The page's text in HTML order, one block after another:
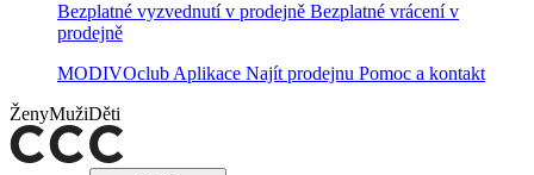
Bezplatné vyzvednutí v prodejně Bezplatné vrácení v
prodejně
MODIVOclub Aplikace Najít prodejnu Pomoc a kontakt
ŽenyMužiDěti